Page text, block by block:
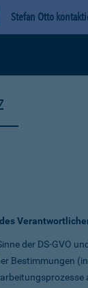
Stefan Otto
der DS-GVO
Bestimmungen